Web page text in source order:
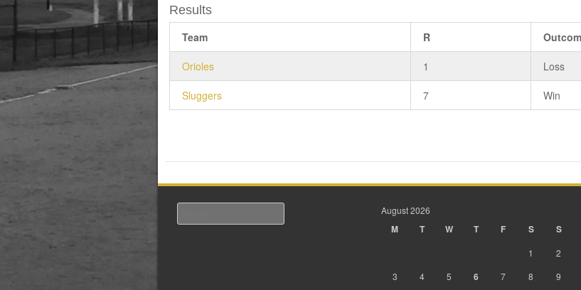
Results
Team
R
Orioles 1 Loss
Sluggers 7 Win
August 2026
M T W T F S S
1
2
3
4 5 6 7 8
9